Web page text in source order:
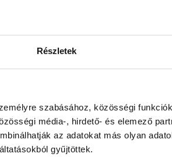
Részletek
szabásához, közösségi
média-, hirdető- és elemező
az adatokat más olyan
gyűjtöttek.